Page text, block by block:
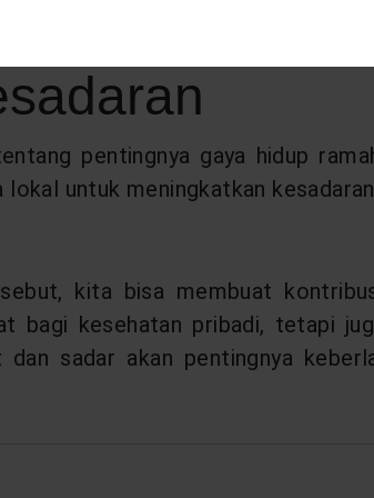
barang-barang lain yang
pentingnya gaya hidup
untuk meningkatkan
kita bisa membuat
bagi kesehatan pribadi, tetapi
sadar akan pentingnya